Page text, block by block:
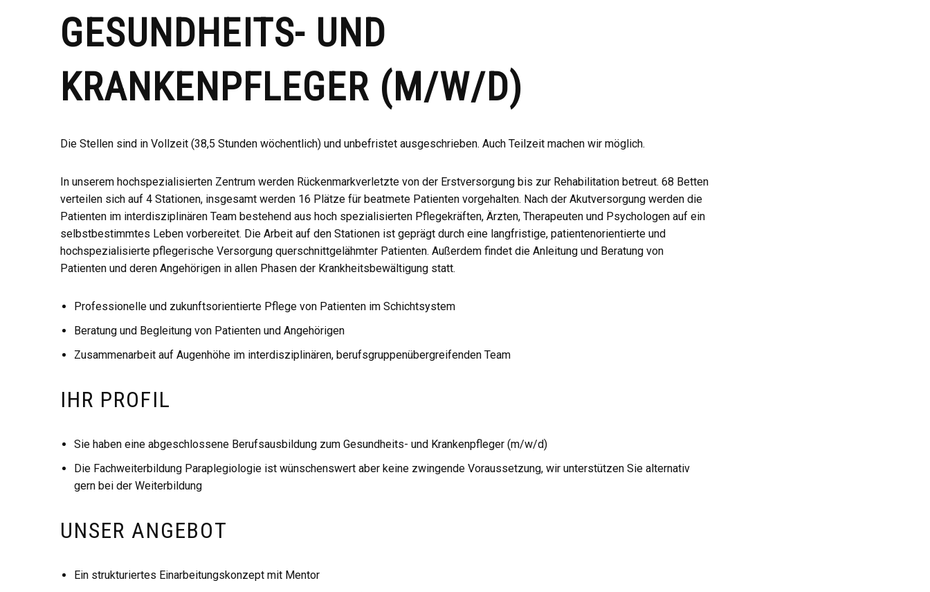
GESUNDHEITS- UND
KRANKENPFLEGER (M/W/D)
Die Stellen sind in Vollzeit (38,5 Stunden wöchentlich) und unbefristet ausgeschrieben. Auch Teilzeit machen wir möglich.
In unserem hochspezialisierten Zentrum werden Rückenmarkverletzte von der Erstversorgung bis zur Rehabilitation betreut. 68 Betten
verteilen sich auf 4 Stationen, insgesamt werden 16 Plätze für beatmete Patienten vorgehalten. Nach der Akutversorgung werden die
Patienten im interdisziplinären Team bestehend aus hoch spezialisierten Pflegekräften, Ärzten, Therapeuten und Psychologen auf ein
selbstbestimmtes Leben vorbereitet. Die Arbeit auf den Stationen ist geprägt durch eine langfristige, patientenorientierte und
hochspezialisierte pflegerische Versorgung querschnittgelähmter Patienten. Außerdem findet die Anleitung und Beratung von
Patienten und deren Angehörigen in allen Phasen der Krankheitsbewältigung statt.
Professionelle und zukunftsorientierte Pflege von Patienten im Schichtsystem
Beratung und Begleitung von Patienten und Angehörigen
Zusammenarbeit auf Augenhöhe im interdisziplinären, berufsgruppenübergreifenden Team
IHR PROFIL
Sie haben eine abgeschlossene Berufsausbildung zum Gesundheits- und Krankenpfleger (m/w/d)
Die Fachweiterbildung Paraplegiologie ist wünschenswert aber keine zwingende Voraussetzung, wir unterstützen Sie alternativ
gern bei der Weiterbildung
UNSER ANGEBOT
Ein strukturiertes Einarbeitungskonzept mit Mentor